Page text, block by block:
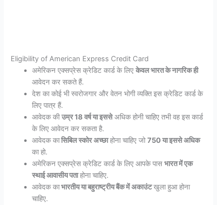
Eligibility of American Express Credit Card
अमेरिकन एक्सप्रेस क्रेडिट कार्ड के लिएकेवल भारत के नागरिक ही
आवेदन कर सकते हैं.
देश का कोई भी स्वरोजगार और वेतन भोगी व्यक्ति इस क्रेडिट कार्ड के
लिए पात्र हैं.
आवेदक कीउम्र 18 वर्ष या इससेअधिक होनी चाहिए तभी वह इस कार्ड
के लिए आवेदन कर सकता है.
आवेदक कासिबिल स्कोर अच्छाहोना चाहिए जो750 या इससे अधिक
का हो.
अमेरिकन एक्सप्रेस क्रेडिट कार्ड के लिए आपके पासभारत में एक
स्थाई आवासीय पताहोना चाहिए.
आवेदक काभारतीय या बहुराष्ट्रीय बैंक में अकाउंटखुला हुआ होना
चाहिए.